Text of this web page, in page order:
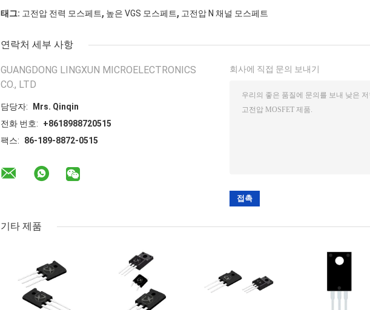
태그: 고전압 전력 모스페트, 높은 VGS 모스페트, 고전압 N 채널 모스페트
연락처 세부 사항
GUANGDONG LINGXUN MICROELECTRONICS
CO., LTD
담당자:
Mrs. Qinqin
전화 번호:
+8618988720515
팩스:
86-189-8872-0515
회사에 직접 문의 보내기
기타 제품